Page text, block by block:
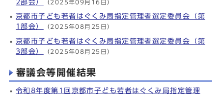
2部会）
（2025年09月16日）
京都市子ども若者はぐくみ局指定管理者選定委員会（第
1部会）
（2025年08月25日）
京都市子ども若者はぐくみ局指定管理者選定委員会（第
3部会）
（2025年08月25日）
審議会等開催結果
令和8年度第1回京都市子ども若者はぐくみ局指定管理